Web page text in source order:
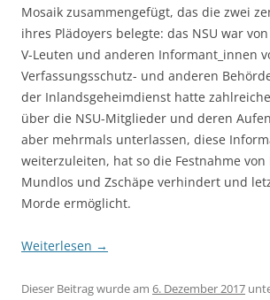
Mosaik zusammengefügt, das die zwei
ihres Plädoyers belegte: das NSU war
V-Leuten und anderen Informant_innen
Verfassungsschutz- und anderen
der Inlandsgeheimdienst hatte
über die NSU-Mitglieder und deren
aber mehrmals unterlassen, diese
weiterzuleiten, hat so die Festnahme
Mundlos und Zschäpe verhindert und
Morde ermöglicht.
Weiterlesen →
Dieser Beitrag wurde am 6. Dezember 2017